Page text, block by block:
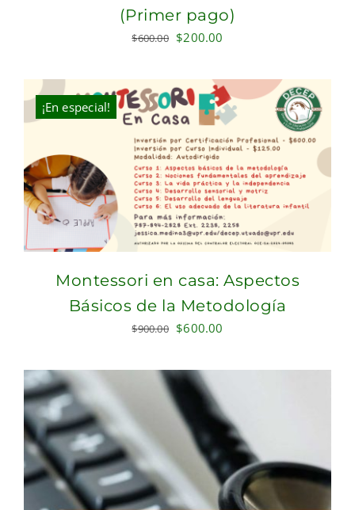
(Primer pago)
$600.00 Original
was:
$600.00.
$200.00
is:
$200.00.
¡En especial!
Montessori en casa: Aspectos
Básicos de la Metodología
$900.00 Original
was:
$900.00.
$600.00
is: